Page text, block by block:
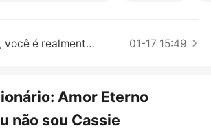
era que havia roubado a felicidade
ele finalmente a encontrou novamen
nos olhos dela, ele não que
Capítulo 126 Joe, você é realmente um charlatão 01-17 15:49
Amor Eterno
não sou Cassie